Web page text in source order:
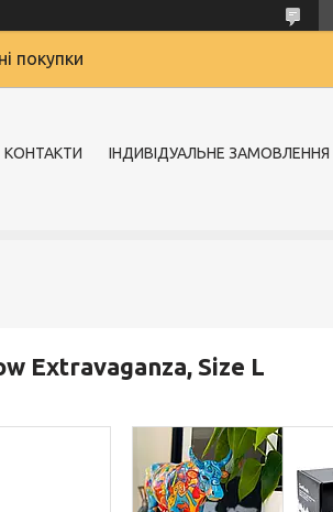
покупки
КОНТАКТИ ІНДИВІДУАЛЬНЕ ЗАМОВЛЕННЯ
Extravaganza, Size L